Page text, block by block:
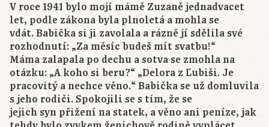
V roce 1941 bylo mojí mámě Zuzaně jednadvacet
let, podle zákona byla plnoletá a mohla se
vdát. Babička si ji zavolala a rázně jí sdělila své
rozhodnutí: „Za měsíc budeš mít svatbu!“
Máma zalapala po dechu a sotva se zmohla na
otázku: „A koho si beru?“ „Delora z Ľubiši. Je
pracovitý a nechce věno.“ Babička se už domluvila
s jeho rodiči. Spokojili se s tím, že se
jejich syn přižení na statek, a věno ani peníze, jak